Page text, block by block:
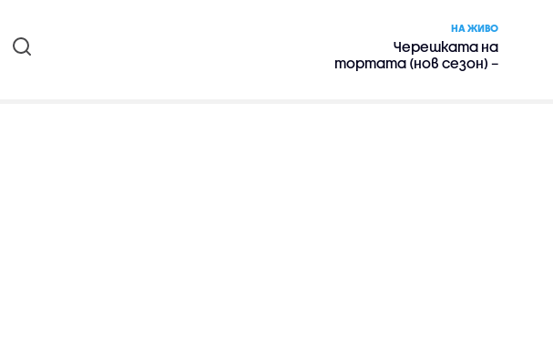
НА ЖИВО
Черешката на
тортата (нов сезон) –